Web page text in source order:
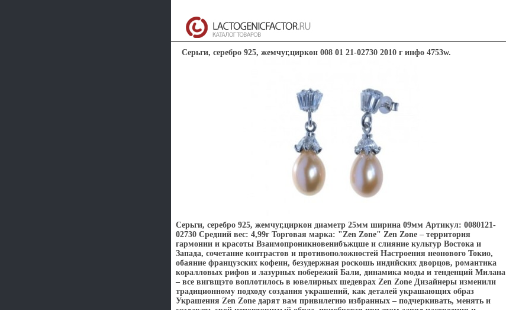
Серьги, серебро 925, жемчуг,циркон 008 01 21-02730 2010 г инфо 4753w.
Серьги, серебро 925, жемчуг,циркон диаметр 25мм ширина 09мм Артикул: 0080121-
02730 Средний вес: 4,99г Торговая марка: "Zen Zone" Zen Zone – территория
гармонии и красоты Взаимопроникновенибъжцше и слияние культур Востока и
Запада, сочетание контрастов и противоположностей Настроения неонового Токио,
обаяние французских кофеин, безудержная роскошь индийских дворцов, романтика
коралловых рифов и лазурных побережий Бали, динамика моды и тенденций Милана
– все вигвщэто воплотилось в ювелирных шедеврах Zen Zone Дизайнеры изменили
традиционному подходу создания украшений, как деталей украшающих образ
Украшения Zen Zone дарят вам привилегию избранных – подчеркивать, менять и